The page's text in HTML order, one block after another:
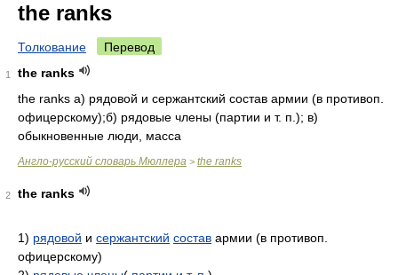
the ranks
Толкование Перевод
1
the ranks
the ranks а) рядовой и сержантский состав армии (в противоп.
офицерскому);б) рядовые члены (партии и т. п.); в)
обыкновенные люди, масса
Англо-русский словарь Мюллера > the ranks
2 the ranks
1) рядовой и сержантский состав армии (в противоп.
офицерскому)